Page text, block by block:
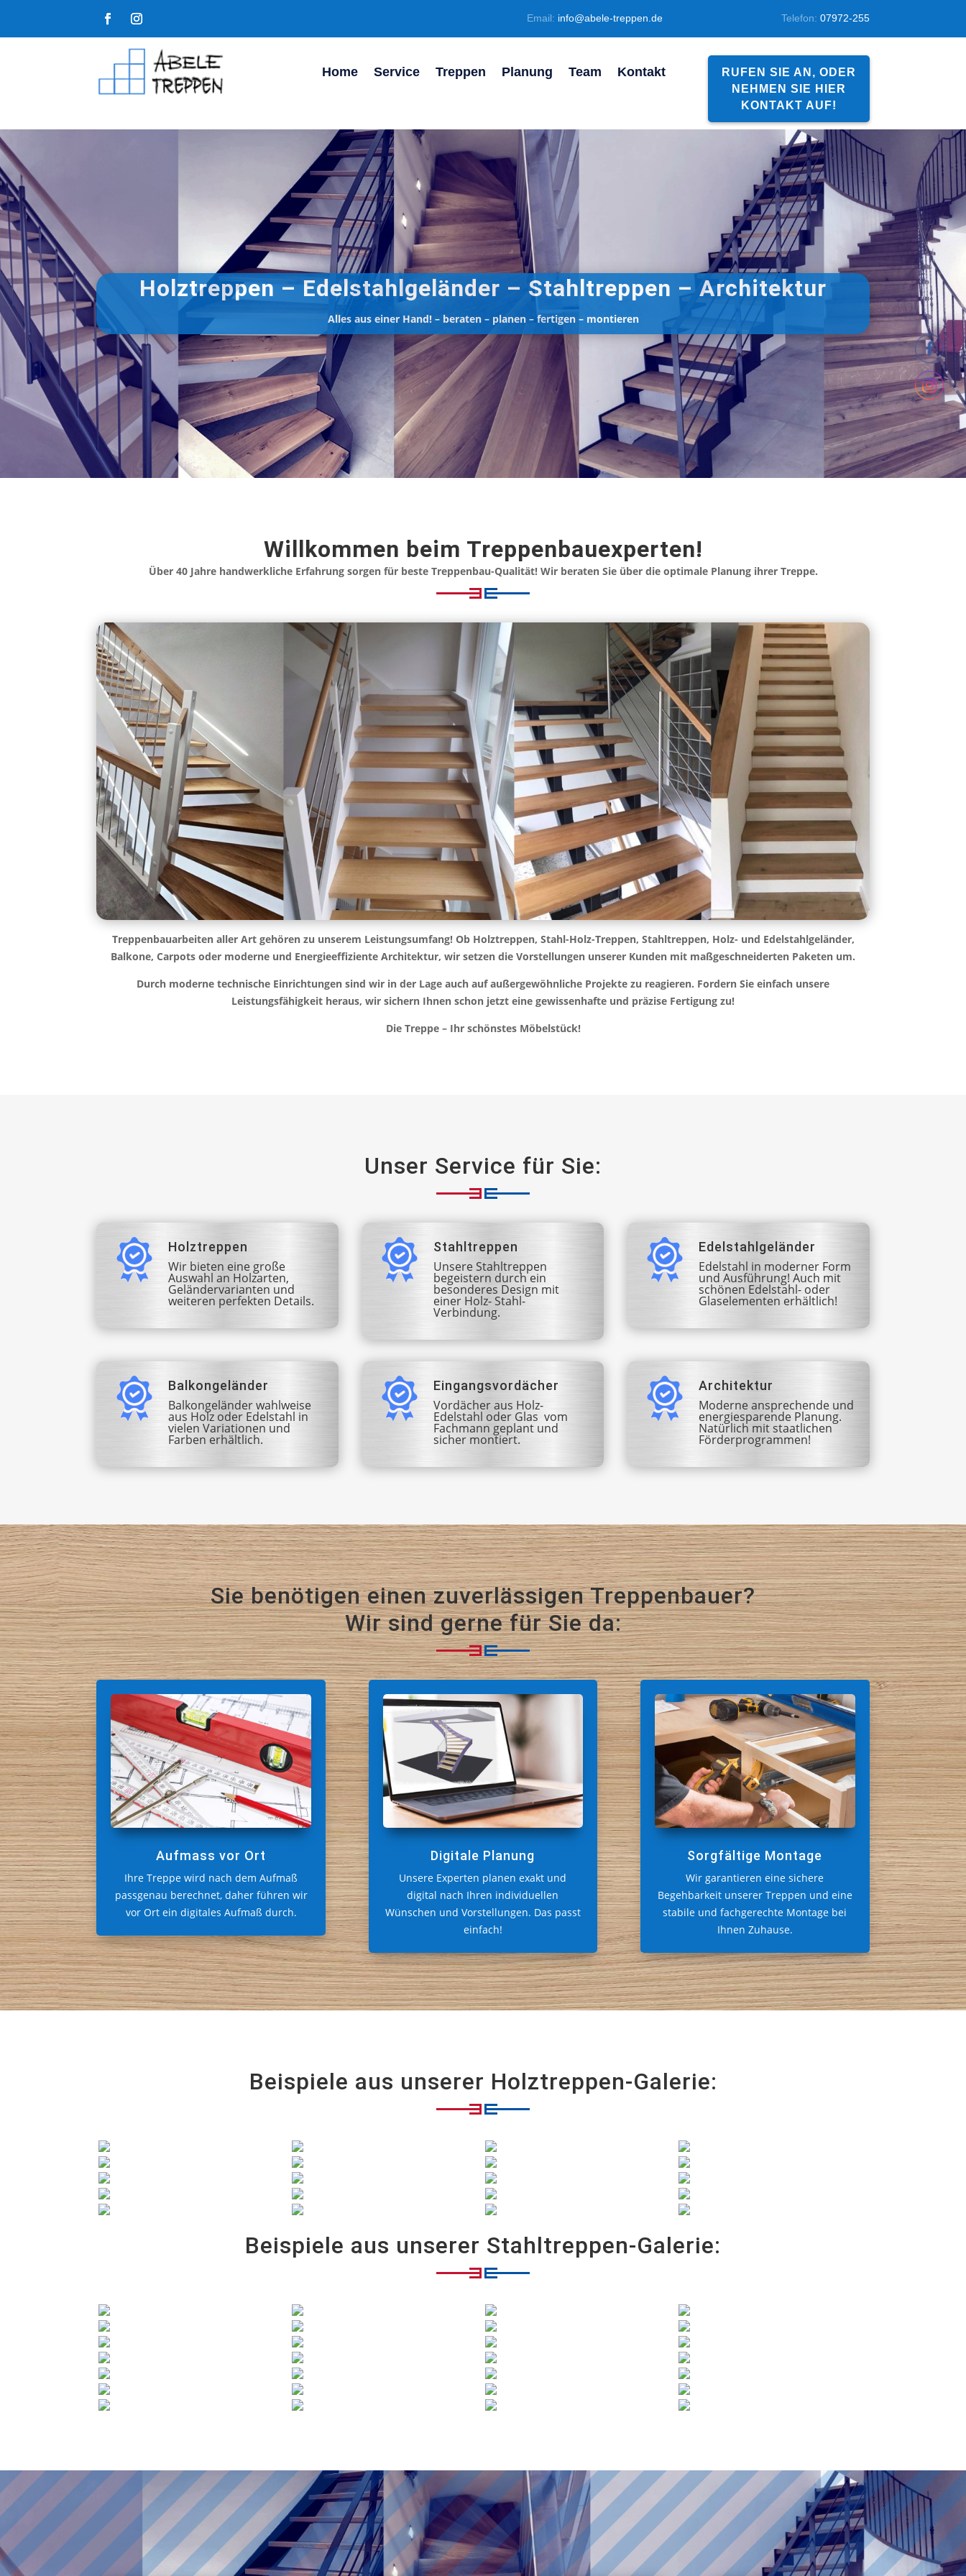
Email: info@abele-treppen.de Telefon: 07972-255
Home Service Treppen Planung Team Kontakt
RUFEN SIE AN, ODER
NEHMEN SIE HIER
KONTAKT AUF!
Holztreppen – Edelstahlgeländer – Stahltreppen – Architektur
Alles aus einer Hand! – beraten – planen – fertigen – montieren
Willkommen beim Treppenbauexperten!
Über 40 Jahre handwerkliche Erfahrung sorgen für beste Treppenbau-Qualität! Wir beraten Sie über die optimale Planung ihrer Treppe.
Treppenbauarbeiten aller Art gehören zu unserem Leistungsumfang! Ob Holztreppen, Stahl-Holz-Treppen, Stahltreppen, Holz- und Edelstahlgeländer,
Balkone, Carpots oder moderne und Energieeffiziente Architektur, wir setzen die Vorstellungen unserer Kunden mit maßgeschneiderten Paketen um.
Durch moderne technische Einrichtungen sind wir in der Lage auch auf außergewöhnliche Projekte zu reagieren. Fordern Sie einfach unsere
Leistungsfähigkeit heraus, wir sichern Ihnen schon jetzt eine gewissenhafte und präzise Fertigung zu!
Die Treppe – Ihr schönstes Möbelstück!
Unser Service für Sie:
Holztreppen
Wir bieten eine große
Auswahl an Holzarten,
Geländervarianten und
weiteren perfekten Details.
Stahltreppen
Unsere Stahltreppen
begeistern durch ein
besonderes Design mit
einer Holz- Stahl-
Verbindung.
Edelstahlgeländer
Edelstahl in moderner Form
und Ausführung! Auch mit
schönen Edelstahl- oder
Glaselementen erhältlich!
Balkongeländer
Balkongeländer wahlweise
aus Holz oder Edelstahl in
vielen Variationen und
Farben erhältlich.
Eingangsvordächer
Vordächer aus Holz-
Edelstahl oder Glas vom
Fachmann geplant und
sicher montiert.
Architektur
Moderne ansprechende und
energiesparende Planung.
Natürlich mit staatlichen
Förderprogrammen!
Sie benötigen einen zuverlässigen Treppenbauer?
Wir sind gerne für Sie da:
Aufmass vor Ort
Ihre Treppe wird nach dem Aufmaß
passgenau berechnet, daher führen wir
vor Ort ein digitales Aufmaß durch.
Digitale Planung
Unsere Experten planen exakt und
digital nach Ihren individuellen
Wünschen und Vorstellungen. Das passt
einfach!
Sorgfältige Montage
Wir garantieren eine sichere
Begehbarkeit unserer Treppen und eine
stabile und fachgerechte Montage bei
Ihnen Zuhause.
Beispiele aus unserer Holztreppen-Galerie:
Beispiele aus unserer Stahltreppen-Galerie: